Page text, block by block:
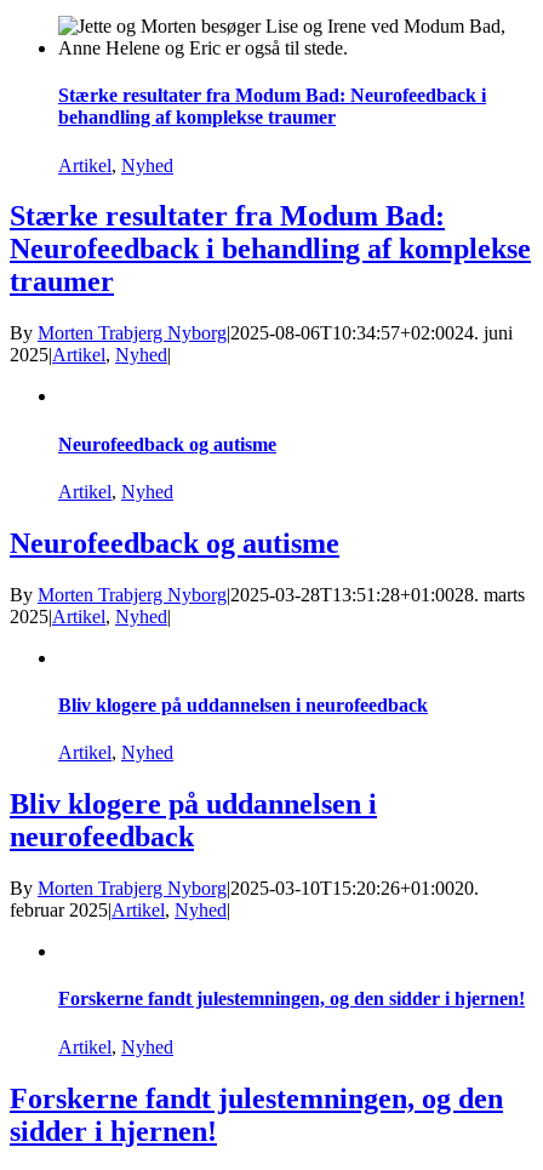
Stærke resultater fra Modum Bad: Neurofeedback i
behandling af komplekse traumer
Artikel, Nyhed
Stærke resultater fra Modum Bad:
Neurofeedback i behandling af komplekse
traumer
By Morten Trabjerg Nyborg|2025-08-06T10:34:57+02:0024. juni
2025|Artikel, Nyhed|
Neurofeedback og autisme
Artikel, Nyhed
Neurofeedback og autisme
By Morten Trabjerg Nyborg|2025-03-28T13:51:28+01:0028. marts
2025|Artikel, Nyhed|
Bliv klogere på uddannelsen i neurofeedback
Artikel, Nyhed
Bliv klogere på uddannelsen i
neurofeedback
By Morten Trabjerg Nyborg|2025-03-10T15:20:26+01:0020.
februar 2025|Artikel, Nyhed|
Forskerne fandt julestemningen, og den sidder i hjernen!
Artikel, Nyhed
Forskerne fandt julestemningen, og den
sidder i hjernen!